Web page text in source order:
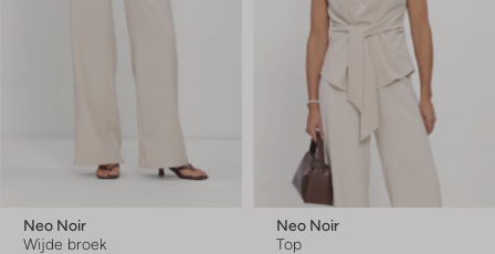
Neo Noir
Wijde broek
Neo Noir
Top